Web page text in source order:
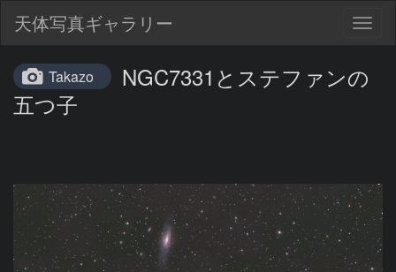
天体写真ギャラリー
Takazo
NGC7331とステファンの
五つ子